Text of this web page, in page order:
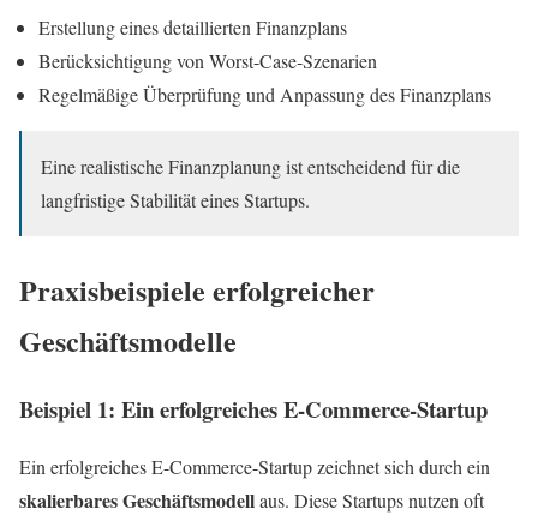
Erstellung eines detaillierten Finanzplans
Berücksichtigung von Worst-Case-Szenarien
Regelmäßige Überprüfung und Anpassung des Finanzplans
Eine realistische Finanzplanung ist entscheidend für die
langfristige Stabilität eines Startups.
Praxisbeispiele erfolgreicher
Geschäftsmodelle
Beispiel 1: Ein erfolgreiches E-Commerce-Startup
Ein erfolgreiches E-Commerce-Startup zeichnet sich durch ein
skalierbares Geschäftsmodellaus. Diese Startups nutzen oft